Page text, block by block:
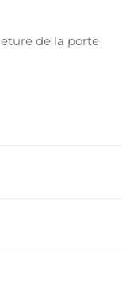
de la porte